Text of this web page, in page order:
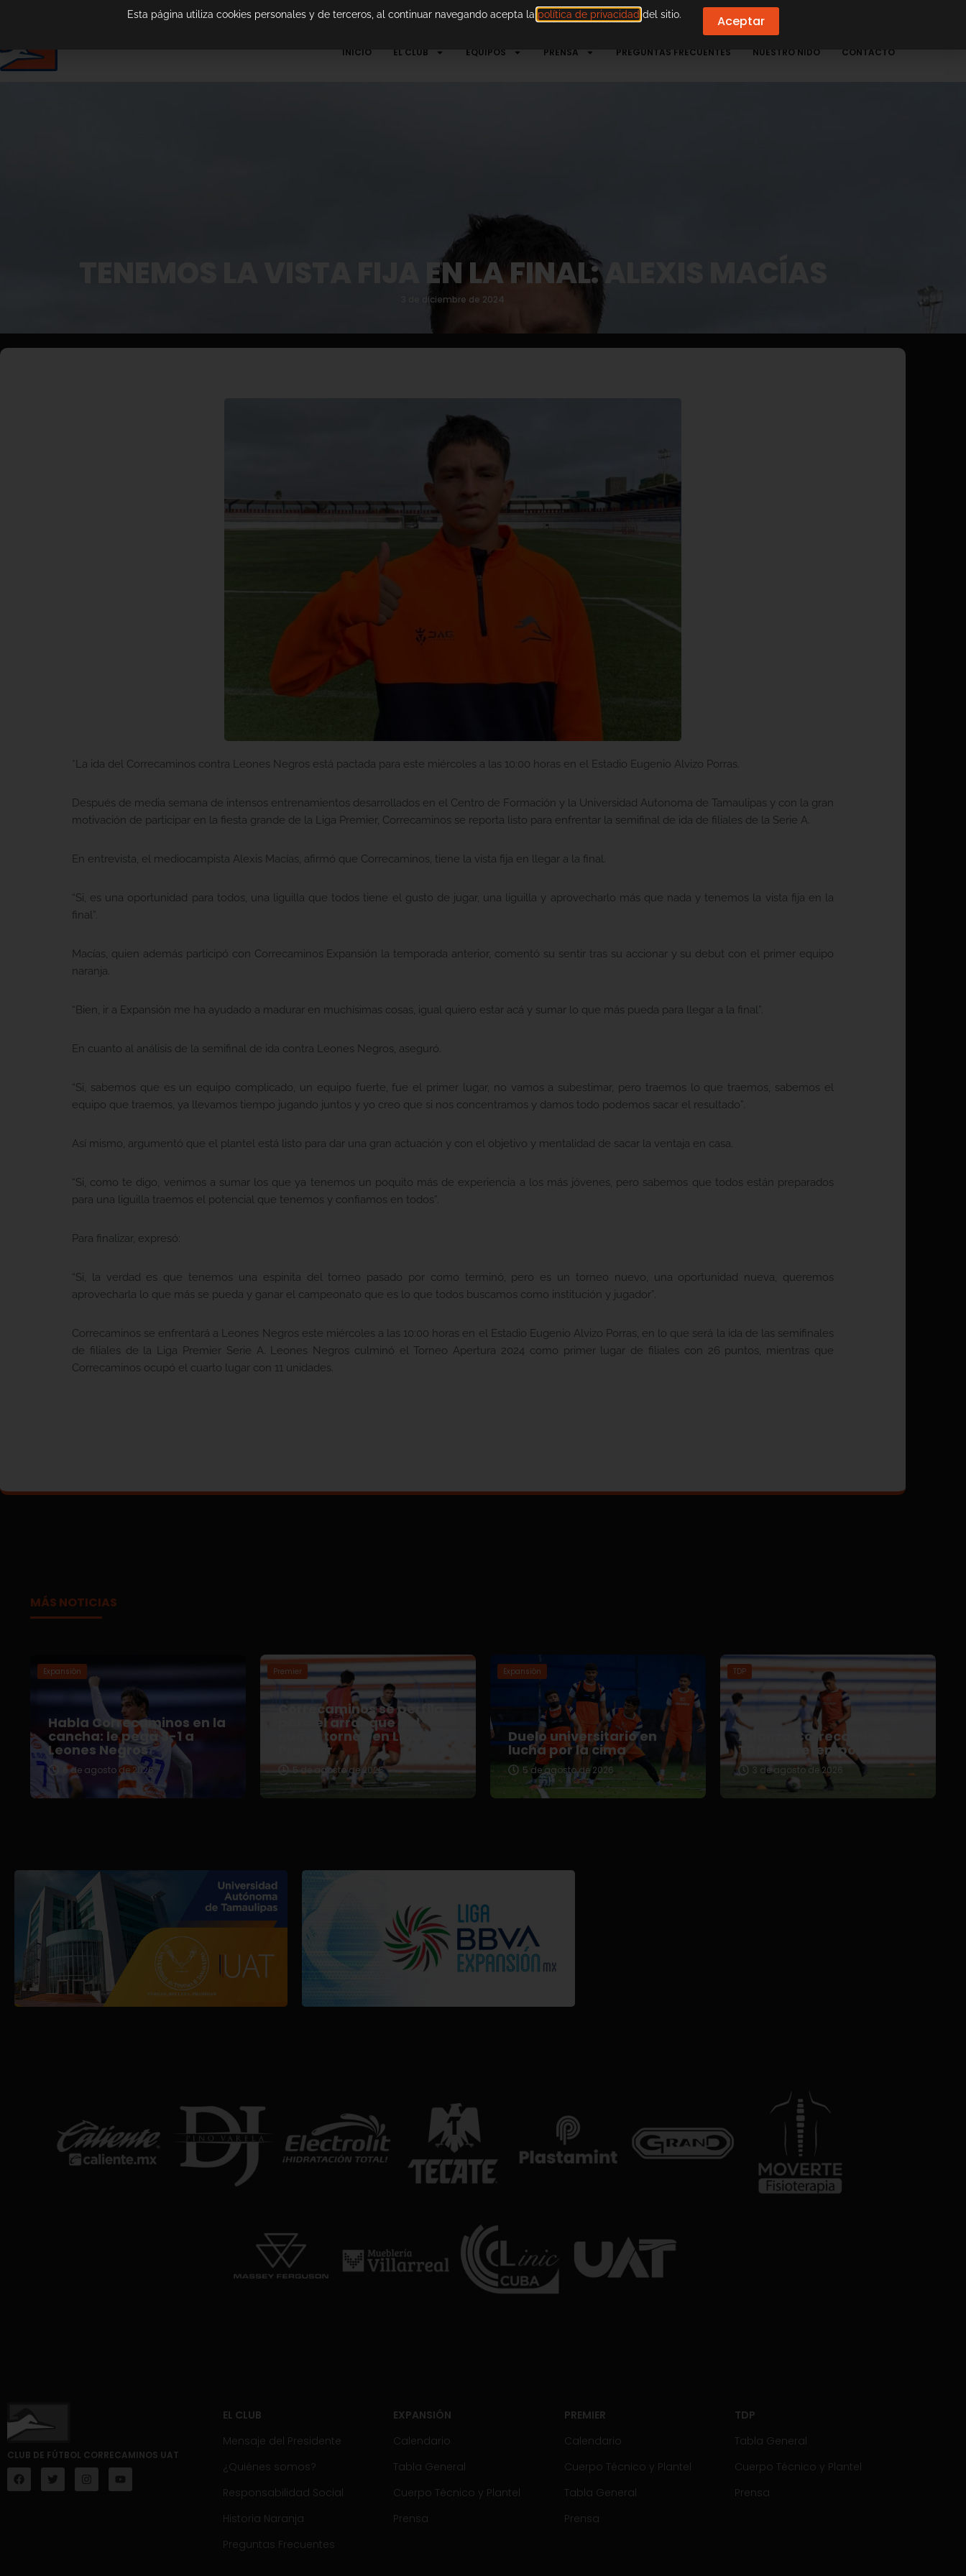
INICIO EL CLUB EQUIPOS PRENSA PREGUNTAS FRECUENTES NUESTRO NIDO CONTACTO
TENEMOS LA VISTA FIJA EN LA FINAL: ALEXIS MACÍAS
3 de diciembre de 2024
*La ida del Correcaminos contra Leones Negros está pactada para este miércoles a las 10:00 horas en el Estadio Eugenio Alvizo Porras.
Después de media semana de intensos entrenamientos desarrollados en el Centro de Formación y la Universidad Autonoma de Tamaulipas y con la gran
motivación de participar en la fiesta grande de la Liga Premier, Correcaminos se reporta listo para enfrentar la semifinal de ida de filiales de la Serie A.
En entrevista, el mediocampista Alexis Macías, afirmó que Correcaminos, tiene la vista fija en llegar a la final.
“Si, es una oportunidad para todos, una liguilla que todos tiene el gusto de jugar, una liguilla y aprovecharlo más que nada y tenemos la vista fija en la
final”.
Macías, quien además participó con Correcaminos Expansión la temporada anterior, comentó su sentir tras su accionar y su debut con el primer equipo
naranja.
“Bien, ir a Expansión me ha ayudado a madurar en muchísimas cosas, igual quiero estar acá y sumar lo que más pueda para llegar a la final”.
En cuanto al análisis de la semifinal de ida contra Leones Negros, aseguró.
“Si, sabemos que es un equipo complicado, un equipo fuerte, fue el primer lugar, no vamos a subestimar, pero traemos lo que traemos, sabemos el
equipo que traemos, ya llevamos tiempo jugando juntos y yo creo que si nos concentramos y damos todo podemos sacar el resultado”.
Así mismo, argumentó que el plantel está listo para dar una gran actuación y con el objetivo y mentalidad de sacar la ventaja en casa.
“Si, como te digo, venimos a sumar los que ya tenemos un poquito más de experiencia a los más jóvenes, pero sabemos que todos están preparados
para una liguilla traemos el potencial que tenemos y confiamos en todos”.
Para finalizar, expresó:
“Si, la verdad es que tenemos una espinita del torneo pasado por como terminó, pero es un torneo nuevo, una oportunidad nueva, queremos
aprovecharla lo que más se pueda y ganar el campeonato que es lo que todos buscamos como institución y jugador”.
Correcaminos se enfrentará a Leones Negros este miércoles a las 10:00 horas en el Estadio Eugenio Alvizo Porras, en lo que será la ida de las semifinales
de filiales de la Liga Premier Serie A. Leones Negros culminó el Torneo Apertura 2024 como primer lugar de filiales con 26 puntos, mientras que
Correcaminos ocupó el cuarto lugar con 11 unidades.
MÁS NOTICIAS
Expansión
Habla Correcaminos en la
cancha: le pega 3-1 a
Leones Negros
6 de agosto de 2026
Premier
Correcaminos se perfila
para el arranque del
nuevo torneo en Liga
Premier
5 de agosto de 2026
Expansión
Duelo universitario en
lucha por la cima
5 de agosto de 2026
TDP
Afianza Correcaminos
TDP su pretemporada
3 de agosto de 2026
CLUB DE FÚTBOL CORRECAMINOS UAT
EL CLUB
Mensaje del Presidente
¿Quiénes somos?
Responsabilidad Social
Historia Naranja
Preguntas Frecuentes
EXPANSIÓN
Calendario
Tabla General
Cuerpo Técnico y Plantel
Prensa
PREMIER
Calendario
Cuerpo Técnico y Plantel
Tabla General
Prensa
TDP
Tabla General
Cuerpo Técnico y Plantel
Prensa
Esta página utiliza cookies personales y de terceros, al continuar navegando acepta la política de privacidad del sitio. Aceptar